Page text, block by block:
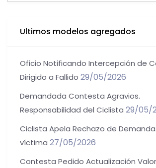
Ultimos modelos agregados
Oficio Notificando Intercepción de
Dirigido a Fallido 29/05/2026
Demandada Contesta Agravios.
Responsabilidad del Ciclista 29/05/
Ciclista Apela Rechazo de
víctima 27/05/2026
Contesta Pedido Actualización